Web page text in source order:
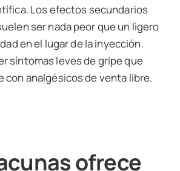
Los efectos secundarios
ser nada peor que un ligero
en el lugar de la inyección.
síntomas leves de gripe que
con analgésicos de venta libre.
ofrece